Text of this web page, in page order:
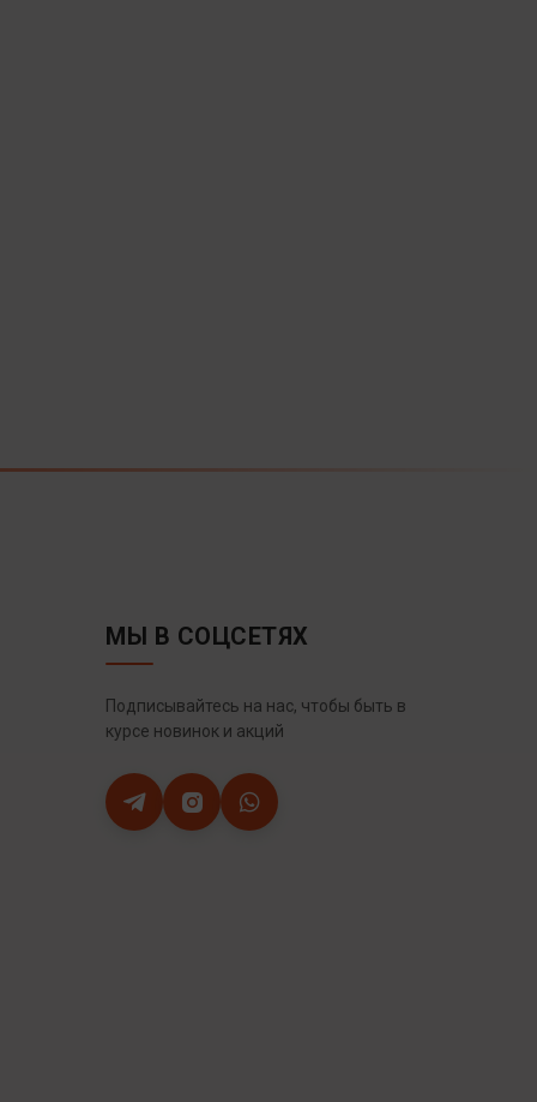
МЫ В СОЦСЕТЯХ
Подписывайтесь на нас, чтобы быть в
курсе новинок и акций